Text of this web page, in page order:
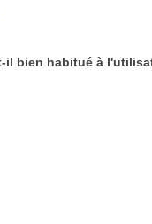
il bien habitué à